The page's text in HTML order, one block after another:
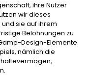
ihre Nutzer
wir dieses
sie auf ihrem
Belohnungen zu
Design-Elemente
nämlich die